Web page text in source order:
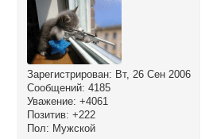
Зарегистрирован: Вт, 26 Сен 2006
Сообщений: 4185
Уважение: +4061
Позитив: +222
Пол: Мужской